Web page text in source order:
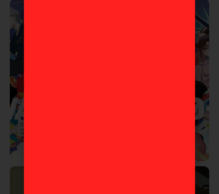
Studio Khara lanza corto
por los 30 años de
Evangelion